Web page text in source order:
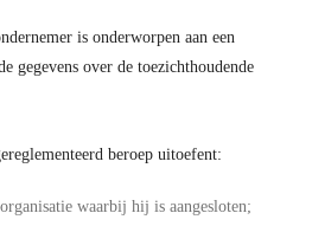
is onderworpen aan een
gegevens over de toezichthoudende
beroep uitoefent:
waarbij hij is aangesloten;